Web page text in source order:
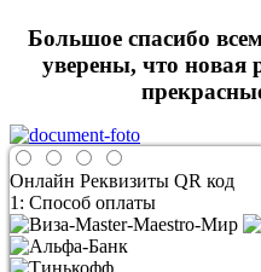
Большое спасибо
уверены, что новая
Онлайн Реквизиты QR код
1: Способ оплаты